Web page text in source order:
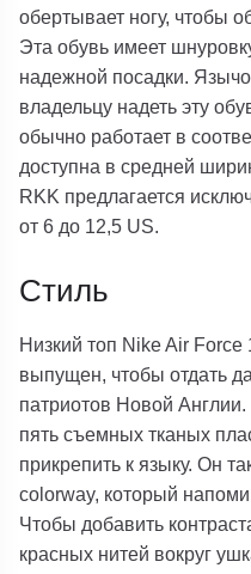
обертывает ногу, чтобы
Эта обувь имеет
надежной посадки.
владельцу надеть эту
обычно работает в
доступна в средней
RKK предлагается
от 6 до 12,5 US.
Стиль
Низкий топ Nike Air
выпущен, чтобы отдать
патриотов Новой Англии.
пять съемных тканых
прикрепить к языку. Он
colorway, который
Чтобы добавить
красных нитей вокруг